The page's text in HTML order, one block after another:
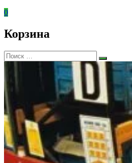
0
Корзина
Искать:
Поиск